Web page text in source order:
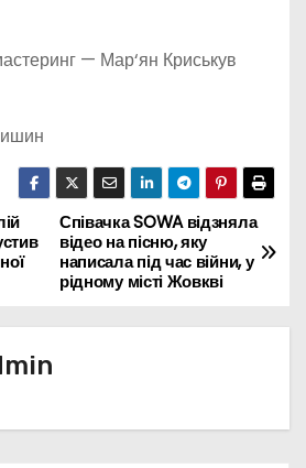
— Мар‘ян Криськув
Співачка SOWA відзняла
відео на пісню, яку
написала під час війни, у
рідному місті Жовкві